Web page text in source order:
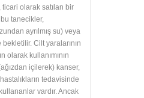
olarak satılan bir
tanecikler,
ayrılmış su) veya
bekletilir. Cilt yaralarının
olarak kullanımının
içilerek) kanser,
tedavisinde
vardır. Ancak